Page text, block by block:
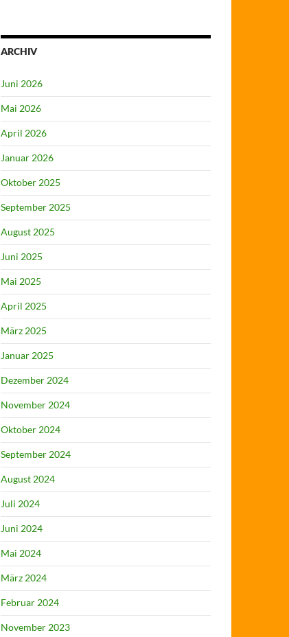
ARCHIV
Juni 2026
Mai 2026
April 2026
Januar 2026
Oktober 2025
September 2025
August 2025
Juni 2025
Mai 2025
April 2025
März 2025
Januar 2025
Dezember 2024
November 2024
Oktober 2024
September 2024
August 2024
Juli 2024
Juni 2024
Mai 2024
März 2024
Februar 2024
November 2023